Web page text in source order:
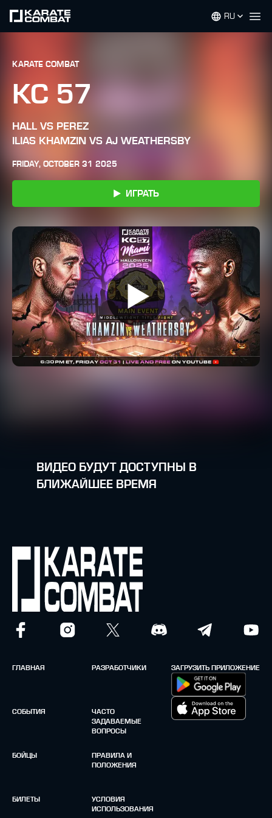
RU
KARATE COMBAT
KC 57
HALL VS PEREZ
ILIAS KHAMZIN VS AJ WEATHERSBY
FRIDAY, OCTOBER 31 2025
ИГРАТЬ
ВИДЕО БУДУТ ДОСТУПНЫ В
БЛИЖАЙШЕЕ ВРЕМЯ
ГЛАВНАЯ
СОБЫТИЯ
БОЙЦЫ
БИЛЕТЫ
РАЗРАБОТЧИКИ
ЧАСТО
ЗАДАВАЕМЫЕ
ВОПРОСЫ
ПРАВИЛА И
ПОЛОЖЕНИЯ
УСЛОВИЯ
ИСПОЛЬЗОВАНИЯ
ЗАГРУЗИТЬ ПРИЛОЖЕНИЕ